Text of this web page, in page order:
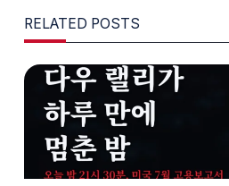
TEXT">PAGE</SPAN>
RELATED POSTS